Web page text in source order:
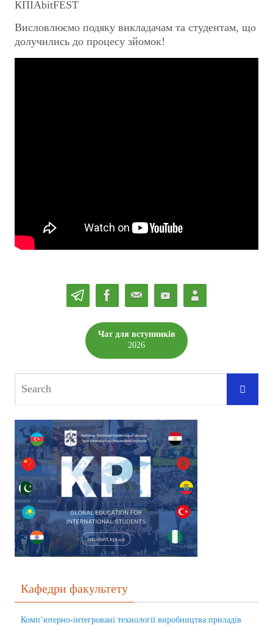
КПІAbitFEST
Висловлюємо подяку викладачам та студентам, що
долучились до процесу зйомок!
Чат для вступників
2026
Кафедри факультету
Комп’ютерно-інтегровані технології виробництва приладів